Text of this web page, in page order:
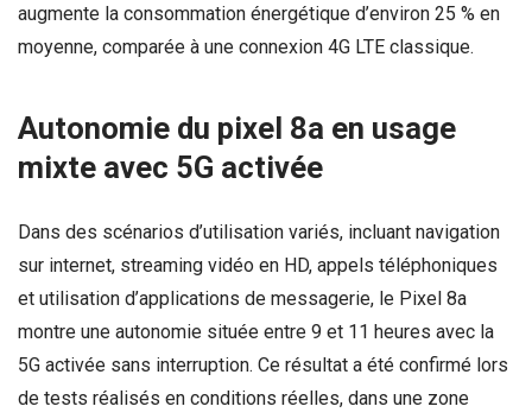
augmente la consommation énergétique d’environ 25 % en
moyenne, comparée à une connexion 4G LTE classique.
Autonomie du pixel 8a en usage
mixte avec 5G activée
Dans des scénarios d’utilisation variés, incluant navigation
sur internet, streaming vidéo en HD, appels téléphoniques
et utilisation d’applications de messagerie, le Pixel 8a
montre une autonomie située entre 9 et 11 heures avec la
5G activée sans interruption. Ce résultat a été confirmé lors
de tests réalisés en conditions réelles, dans une zone